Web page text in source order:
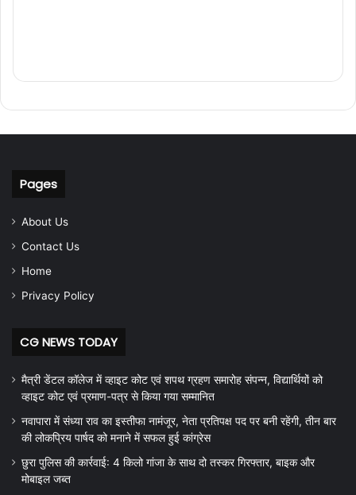
Pages
About Us
Contact Us
Home
Privacy Policy
CG NEWS TODAY
मैत्री डेंटल कॉलेज में व्हाइट कोट एवं शपथ ग्रहण समारोह संपन्न, विद्यार्थियों को
व्हाइट कोट एवं प्रमाण-पत्र से किया गया सम्मानित
नवापारा में संध्या राव का इस्तीफा नामंजूर, नेता प्रतिपक्ष पद पर बनी रहेंगी, तीन बार
की लोकप्रिय पार्षद को मनाने में सफल हुई कांग्रेस
छुरा पुलिस की कार्रवाई: 4 किलो गांजा के साथ दो तस्कर गिरफ्तार, बाइक और
मोबाइल जब्त